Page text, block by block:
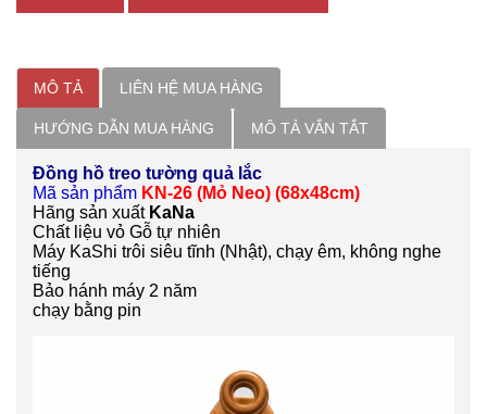
MÔ TẢ LIÊN HỆ MUA HÀNG
HƯỚNG DẪN MUA HÀNG MÔ TẢ VẮN TẮT
Đồng hồ treo tường quả lắc
Mã sản phẩm KN-26 (Mỏ Neo) (68x48cm)
Hãng sản xuất KaNa
Chất liệu vỏ Gỗ tự nhiên
Máy KaShi trôi siêu tĩnh (Nhật), chạy êm, không nghe
tiếng
Bảo hánh máy 2 năm
chạy bằng pin